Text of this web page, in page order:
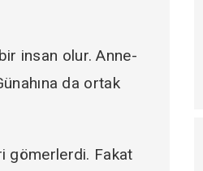
insan olur. Anne-
da ortak
gömerlerdi. Fakat